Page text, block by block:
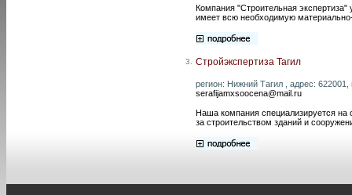
Компания "Строительная
имеет всю необходимую
3. Стройэкспертиза Тагил
регион: Нижний Тагил , адрес:
serafijamxsoocena@mail.ru
Наша компания специализируется на
за строительством зданий и